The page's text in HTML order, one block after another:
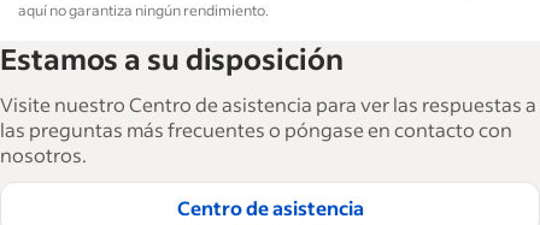
aquí no garantiza ningún rendimiento.
Estamos a su disposición
Visite nuestro Centro de asistencia para ver las respuestas a
las preguntas más frecuentes o póngase en contacto con
nosotros.
Centro de asistencia